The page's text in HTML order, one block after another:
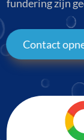
fundering zijn
Contact